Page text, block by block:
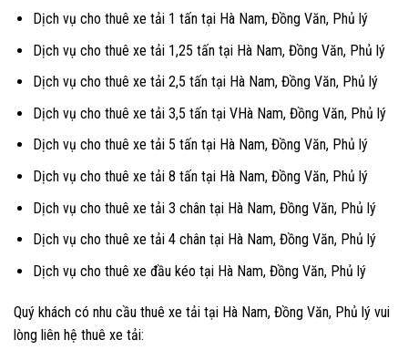
Dịch vụ cho thuê xe tải 1 tấn tại Hà Nam, Đồng Văn, Phủ lý
Dịch vụ cho thuê xe tải 1,25 tấn tại Hà Nam, Đồng Văn, Phủ lý
Dịch vụ cho thuê xe tải 2,5 tấn tại Hà Nam, Đồng Văn, Phủ lý
Dịch vụ cho thuê xe tải 3,5 tấn tại VHà Nam, Đồng Văn, Phủ lý
Dịch vụ cho thuê xe tải 5 tấn tại Hà Nam, Đồng Văn, Phủ lý
Dịch vụ cho thuê xe tải 8 tấn tại Hà Nam, Đồng Văn, Phủ lý
Dịch vụ cho thuê xe tải 3 chân tại Hà Nam, Đồng Văn, Phủ lý
Dịch vụ cho thuê xe tải 4 chân tại Hà Nam, Đồng Văn, Phủ lý
Dịch vụ cho thuê xe đầu kéo tại Hà Nam, Đồng Văn, Phủ lý
Quý khách có nhu cầu thuê xe tải tại Hà Nam, Đồng Văn, Phủ lý vui
lòng liên hệ thuê xe tải: